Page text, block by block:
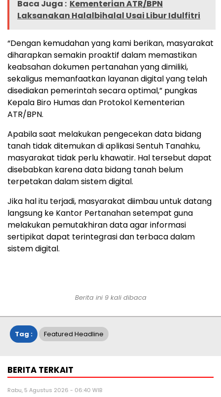
Baca Juga : Kementerian ATR/BPN
Laksanakan Halalbihalal Usai Libur Idulfitri
“Dengan kemudahan yang kami berikan, masyarakat
diharapkan semakin proaktif dalam memastikan
keabsahan dokumen pertanahan yang dimiliki,
sekaligus memanfaatkan layanan digital yang telah
disediakan pemerintah secara optimal,” pungkas
Kepala Biro Humas dan Protokol Kementerian
ATR/BPN.
Apabila saat melakukan pengecekan data bidang
tanah tidak ditemukan di aplikasi Sentuh Tanahku,
masyarakat tidak perlu khawatir. Hal tersebut dapat
disebabkan karena data bidang tanah belum
terpetakan dalam sistem digital.
Jika hal itu terjadi, masyarakat diimbau untuk datang
langsung ke Kantor Pertanahan setempat guna
melakukan pemutakhiran data agar informasi
sertipikat dapat terintegrasi dan terbaca dalam
sistem digital.
Berita ini 9 kali dibaca
Tag : Featured Headline
BERITA TERKAIT
Rabu, 5 Agustus 2026 - 06:40 WIB